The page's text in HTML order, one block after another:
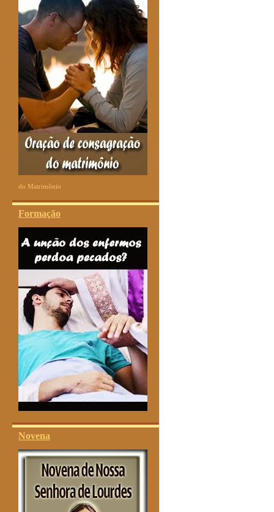
do Matrimônio
Formação
Novena